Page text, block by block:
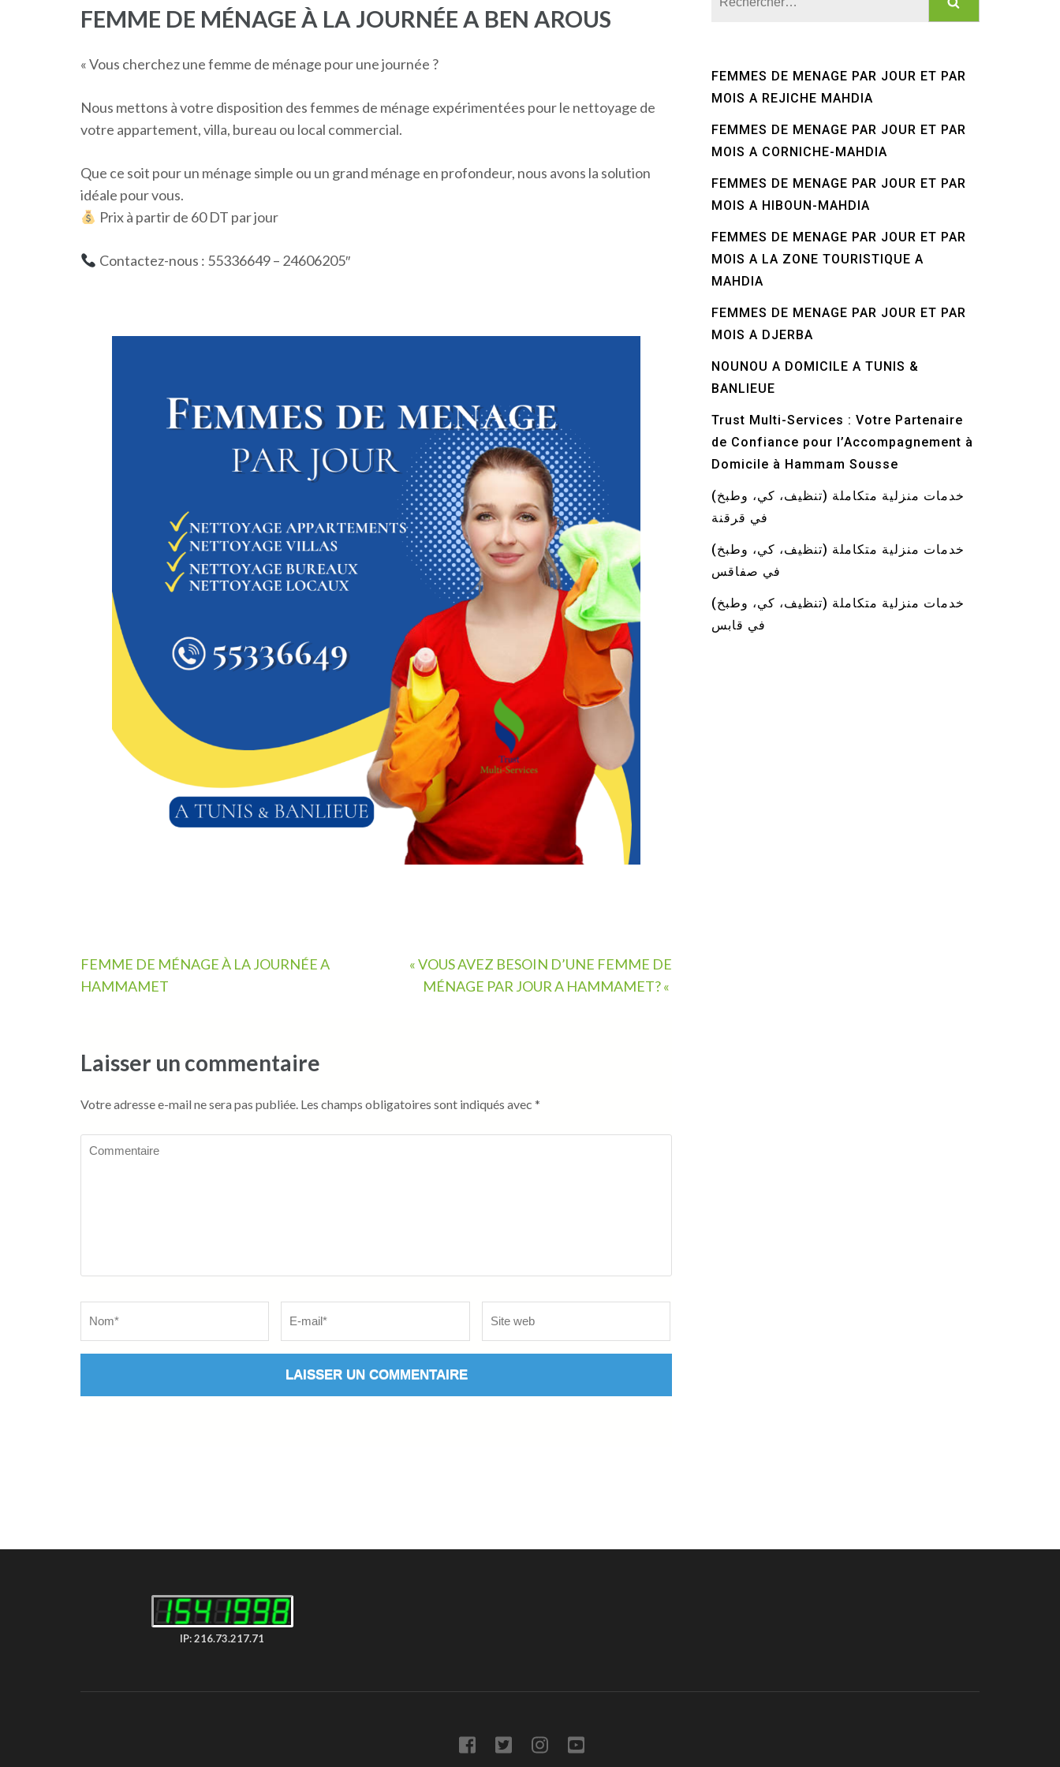
FEMME DE MÉNAGE À LA JOURNÉE A BEN AROUS
« Vous cherchez une femme de ménage pour une journée ?
Nous mettons à votre disposition des femmes de ménage expérimentées pour le nettoyage de
votre appartement, villa, bureau ou local commercial.
Que ce soit pour un ménage simple ou un grand ménage en profondeur, nous avons la solution
idéale pour vous.
Prix à partir de 60 DT par jour
Contactez-nous : 55336649 – 24606205″
Navigation
de
FEMME DE MÉNAGE À LA JOURNÉE A
HAMMAMET
« VOUS AVEZ BESOIN D’UNE FEMME DE
MÉNAGE PAR JOUR A HAMMAMET? «
Laisser un commentaire
Votre adresse e-mail ne sera pas publiée. Les champs obligatoires sont indiqués avec *
Commentaire
FEMMES DE MENAGE PAR JOUR ET PAR
MOIS A REJICHE MAHDIA
FEMMES DE MENAGE PAR JOUR ET PAR
MOIS A CORNICHE-MAHDIA
FEMMES DE MENAGE PAR JOUR ET PAR
MOIS A HIBOUN-MAHDIA
FEMMES DE MENAGE PAR JOUR ET PAR
MOIS A LA ZONE TOURISTIQUE A
MAHDIA
FEMMES DE MENAGE PAR JOUR ET PAR
MOIS A DJERBA
NOUNOU A DOMICILE A TUNIS &
BANLIEUE
Trust Multi-Services : Votre Partenaire
de Confiance pour l’Accompagnement à
Domicile à Hammam Sousse
خدمات منزلية متكاملة (تنظيف، كي، وطبخ)
في قرقنة
خدمات منزلية متكاملة (تنظيف، كي، وطبخ)
في صفاقس
خدمات منزلية متكاملة (تنظيف، كي، وطبخ)
في قابس
IP: 216.73.217.71